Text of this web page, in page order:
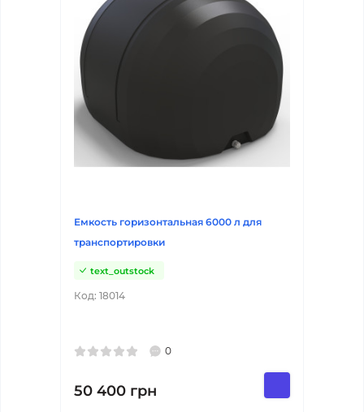
Емкость горизонтальная 6000 л для
транспортировки
Код: 18014
text_outstock
0
50 400 грн